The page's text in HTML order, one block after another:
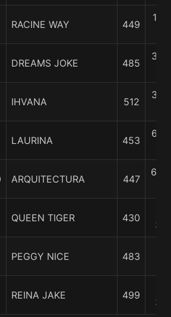
RACINE WAY 449
1 1/
DREAMS JOKE 485
3 1/
IHVANA 512
3 1/
LAURINA 453
6 1/
ARQUITECTURA 447
6 3/
QUEEN TIGER 430
3/4
PEGGY NICE 483
REINA JAKE 499
3/4